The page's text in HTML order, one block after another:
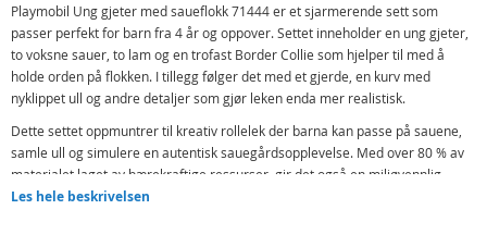
Playmobil Ung gjeter med saueflokk 71444 er et sjarmerende sett som
passer perfekt for barn fra 4 år og oppover. Settet inneholder en ung gjeter,
to voksne sauer, to lam og en trofast Border Collie som hjelper til med å
holde orden på flokken. I tillegg følger det med et gjerde, en kurv med
nyklippet ull og andre detaljer som gjør leken enda mer realistisk.
Dette settet oppmuntrer til kreativ rollelek der barna kan passe på sauene,
samle ull og simulere en autentisk sauegårdsopplevelse. Med over 80 % av
materialet laget av bærekraftige ressurser, gir det også en miljøvennlig
lekeopplevelse.
Les hele beskrivelsen